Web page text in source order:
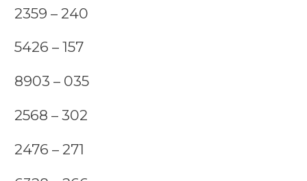
2359 – 240
5426 – 157
8903 – 035
2568 – 302
2476 – 271